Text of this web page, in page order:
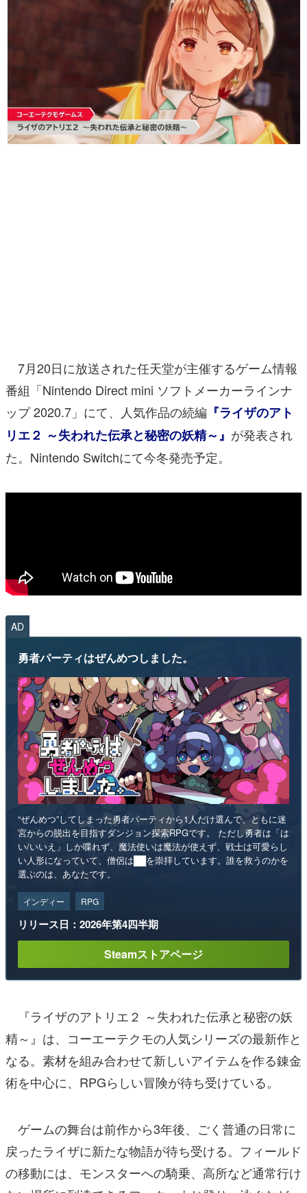
日本モバイルゲーム産業史
日本のモバイルゲーム史における主要なトピック・タイト
ルを網羅するほか、開発者へのインタビューや識者による
解説を掲載。約20年の歴史が一望できる決定版！
若ゲのいたり〜ゲームクリエイターの青春〜
『うつヌケ』『ペンと箸』等で知られるマンガ家・田中圭
一先生によるゲーム業界レポートマンガです。
なんでゲームは面白い？
ゲーム開発者・hamatsu氏がゲームの魅力を画面や操作の
具体的な形から解き明かしていく、硬派で骨太な評論連載
その他
電ファミニコゲーマーとは？
運営：株式会社マレ
7月20日に放送された任天堂が主催するゲーム情報
番組「Nintendo Direct mini ソフトメーカーラインナ
ップ 2020.7」にて、人気作品の続編 『ライザのアト
リエ２ ～失われた伝承と秘密の妖精～』 が発表され
た。Nintendo Switchにて今冬発売予定。
AD
勇者パーティはぜんめつしました。
“ぜんめつ”してしまった勇者パーティから1人だけ選んで、ともに迷
宮からの脱出を目指すダンジョン探索RPGです。 ただし勇者は「は
い/いいえ」しか喋れず、魔法使いは魔法が使えず、戦士は可愛らし
い人形になっていて、僧侶は██を崇拝しています。誰を救うのかを
選ぶのは、あなたです。
インディー RPG
リリース日：2026年第4四半期
Steamストアページ
『ライザのアトリエ２ ～失われた伝承と秘密の妖
精～』は、コーエーテクモの人気シリーズの最新作と
なる。素材を組み合わせて新しいアイテムを作る錬金
術を中心に、RPGらしい冒険が待ち受けている。
ゲームの舞台は前作から3年後、ごく普通の日常に
戻ったライザに新たな物語が待ち受ける。フィールド
の移動には、モンスターへの騎乗、高所など通常行け